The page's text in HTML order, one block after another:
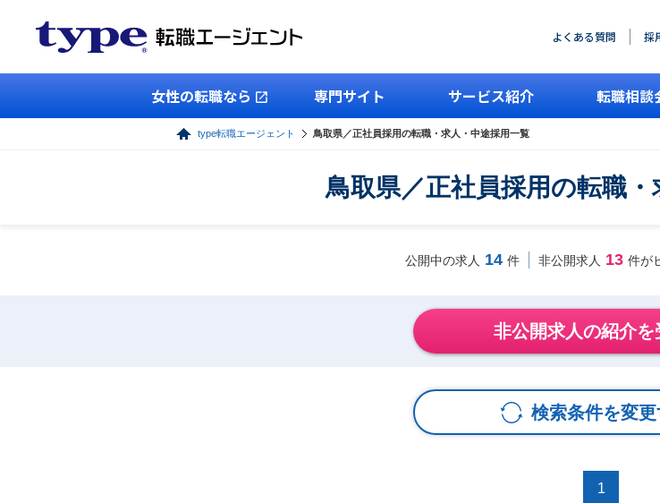
よくある質問 採
女性の転職なら 専門サイト サービス紹介 転職相談
type転職エージェント 鳥取県／正社員採用の転職・求人・中途採用一覧
鳥取県／正社員採用の転職
公開中の求人 14 件 非公開求人 13 件が
非公開求人の紹介を
検索条件を変更
1